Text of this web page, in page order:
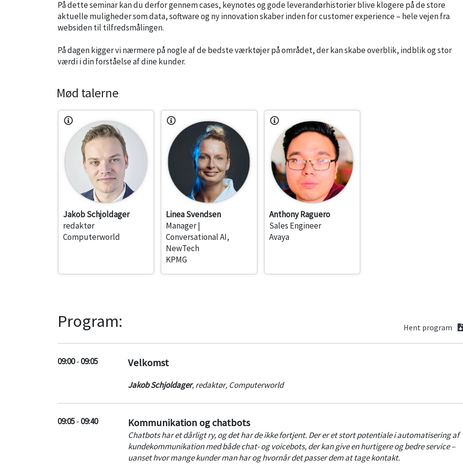
På dette seminar kan du derfor gennem cases, keynotes og gode leverandørhistorier blive klogere på de store
aktuelle muligheder som data, software og ny innovation skaber inden for customer experience – hele vejen fra
websiden til tilfredsmålingen.
På dagen kigger vi nærmere på nogle af de bedste værktøjer på området, der kan skabe overblik, indblik og stor
værdi i din forståelse af dine kunder.
Mød talerne
Jakob Schjoldager
redaktør
Computerworld
Linea Svendsen
Manager |
Conversational AI,
NewTech
KPMG
Anthony Raguero
Sales Engineer
Avaya
Program: Hent program
09:00-09:05 Velkomst
Jakob Schjoldager,redaktør, Computerworld
09:05-09:40 Kommunikation og chatbots
Chatbots har et dårligt ry, og det har de ikke fortjent. Der er et stort potentiale i automatisering af
kundekommunikation med både chat- og voicebots, der kan give en hurtigere og bedre service –
uanset hvor mange kunder man har og hvornår det passer dem at tage kontakt.